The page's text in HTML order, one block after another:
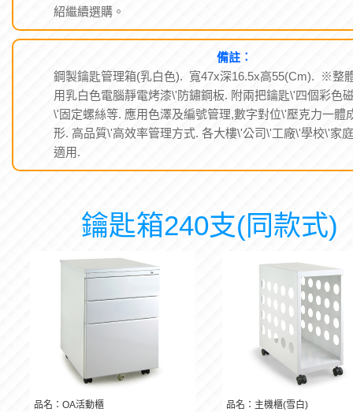
紹繼續選購。
備註︰
鋼製鑰匙管理箱(乳白色). 寬47x深16.5x高55(Cm). ※整
用乳白色電腦靜電烤漆\'防鏽鋼板. 附兩把鑰匙\'四個彩色
\'固定螺絲等. 應用色澤及編號管理,數字對位\'壓克力一體
形. 高品質\'高效率管理方式. 各大樓\'公司\'工廠\'學校\'家
適用.
鑰匙箱240支(同款式)
品名：OA活動櫃
品名：主機櫃(雪白)